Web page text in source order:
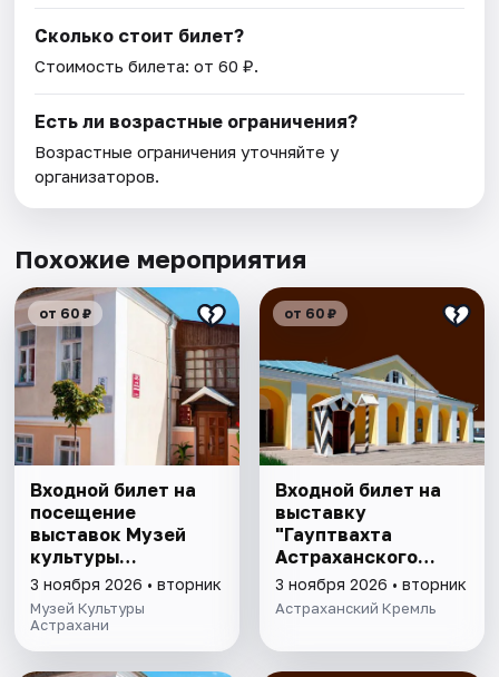
Сколько стоит билет?
Стоимость билета: от 60 ₽.
Есть ли возрастные ограничения?
Возрастные ограничения уточняйте у
организаторов.
Похожие мероприятия
от 60 ₽
Входной билет на
посещение
выставок Музей
культуры
Астрахани
3 ноября 2026 • вторник
Музей Культуры
Астрахани
от 60 ₽
Входной билет на
выставку
"Гауптвахта
Астраханского
гарнизона. XIX в."
3 ноября 2026 • вторник
Астраханский Кремль